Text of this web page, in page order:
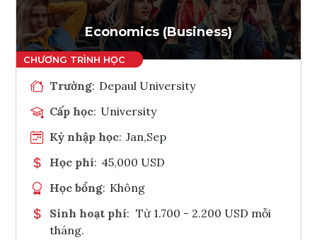
Tham vấn Interlink
Economics (Business)
Trường: Depaul University
Cấp học: University
Kỳ nhập học: Jan,Sep
Học phí: 45,000 USD
Học bổng: Không
Sinh hoạt phí: Từ 1.700 - 2.200 USD mỗi
tháng.